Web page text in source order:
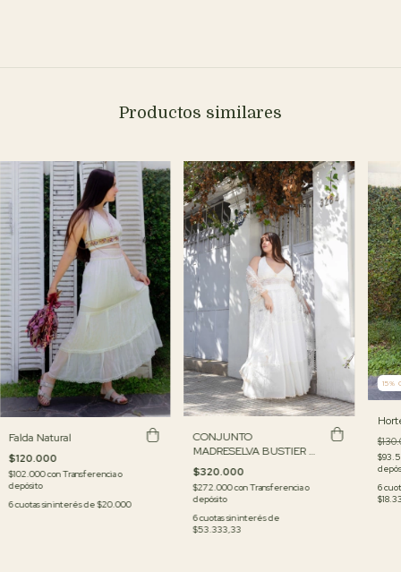
Productos similares
Falda Natural
$120.000
$102.000conTransferencia o
depósito
6cuotas sin interés de$20.000
CONJUNTO
MADRESELVA BUSTIER Y
FALDA
$320.000
$272.000conTransferencia o
depósito
6cuotas sin interés de
$53.333,33
15%
6